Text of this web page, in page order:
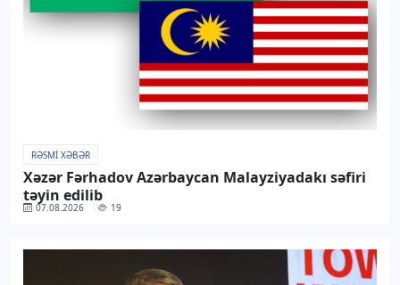
RƏSMI XƏBƏR
Xəzər Fərhadov Azərbaycan Malayziyadakı səfiri
təyin edilib
07.08.2026 19